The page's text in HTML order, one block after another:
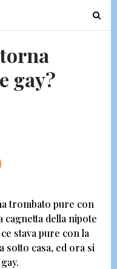
T
o
i
o
gay?
trombato pure con
cagnetta della nipote
stava pure con la
sotto casa, ed ora si